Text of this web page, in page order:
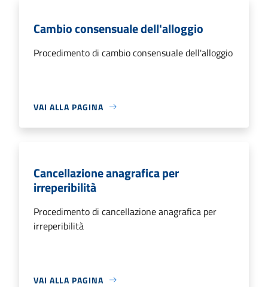
Cambio consensuale dell'alloggio
Procedimento di cambio consensuale dell'alloggio
VAI ALLA PAGINA
Cancellazione anagrafica per
irreperibilità
Procedimento di cancellazione anagrafica per
irreperibilità
VAI ALLA PAGINA